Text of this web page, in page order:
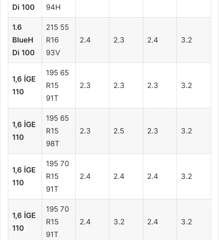
Di 100
94H
1.6
BlueH
Di 100
215 55
R16
93V
2.4 2.3 2.4 3.2
1,6 İGE
110
195 65
R15
91T
2.3 2.3 2.3 3.2
1,6 İGE
110
195 65
R15
98T
2.3 2.5 2.3 3.2
1,6 İGE
110
195 70
R15
91T
2.4 2.4 2.4 3.2
1,6 İGE
110
195 70
R15
91T
2.4 3.2 2.4 3.2